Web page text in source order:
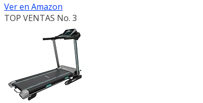
Ver en Amazon
TOP VENTAS No. 3